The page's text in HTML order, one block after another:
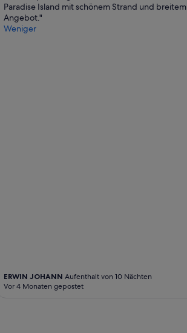
Paradise Island mit schönem Strand und breitem
Angebot."
Weniger
ERWIN JOHANN Aufenthalt von 10 Nächten
Vor 4 Monaten gepostet